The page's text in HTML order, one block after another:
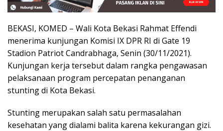
BEKASI, KOMED – Wali Kota Bekasi Rahmat Effendi
menerima kunjungan Komisi IX DPR RI di Gate 19
Stadion Patriot Candrabhaga, Senin (30/11/2021).
Kunjungan kerja tersebut dalam rangka pengawasan
pelaksanaan program percepatan penanganan
stunting di Kota Bekasi.
Stunting merupakan salah satu permasalahan
kesehatan yang dialami balita karena kekurangan gizi.